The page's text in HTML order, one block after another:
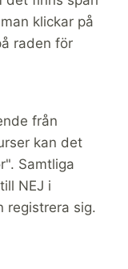
klickar på
raden för
från
kan det
Samtliga
NEJ i
registrera sig.